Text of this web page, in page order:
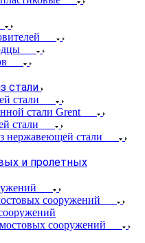
стали
стали
стали Grent
стали
нержавеющей стали
и пролетных
сооружений
сооружений